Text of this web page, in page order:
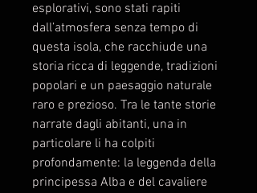
esplorativi, sono stati rapiti
dall’atmosfera senza tempo di
questa isola, che racchiude una
storia ricca di leggende, tradizioni
popolari e un paesaggio naturale
raro e prezioso. Tra le tante storie
narrate dagli abitanti, una in
particolare li ha colpiti
profondamente: la leggenda della
principessa Alba e del cavaliere